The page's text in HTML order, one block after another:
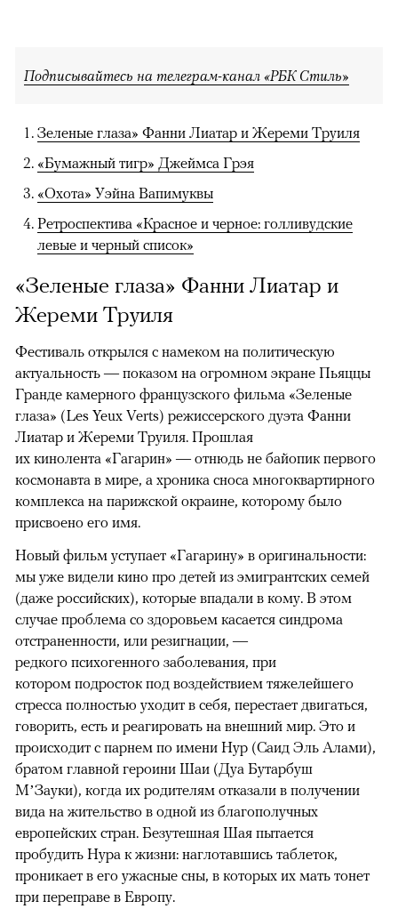
Подписывайтесь на телеграм-канал «РБК Стиль»
Зеленые глаза» Фанни Лиатар и Жереми Труиля
«Бумажный тигр» Джеймса Грэя
«Охота» Уэйна Вапимуквы
Ретроспектива «Красное и черное: голливудские
левые и черный список»
«Зеленые глаза» Фанни Лиатар и
Жереми Труиля
Фестиваль открылся с намеком на политическую
актуальность — показом на огромном экране Пьяццы
Гранде камерного французского фильма «Зеленые
глаза» (Les Yeux Verts) режиссерского дуэта Фанни
Лиатар и Жереми Труиля. Прошлая
их кинолента «Гагарин» — отнюдь не байопик первого
космонавта в мире, а хроника сноса многоквартирного
комплекса на парижской окраине, которому было
присвоено его имя.
Новый фильм уступает «Гагарину» в оригинальности:
мы уже видели кино про детей из эмигрантских семей
(даже российских), которые впадали в кому. В этом
случае проблема со здоровьем касается синдрома
отстраненности, или резигнации, —
редкого психогенного заболевания, при
котором подросток под воздействием тяжелейшего
стресса полностью уходит в себя, перестает двигаться,
говорить, есть и реагировать на внешний мир. Это и
происходит с парнем по имени Нур (Саид Эль Алами),
братом главной героини Шаи (Дуа Бутарбуш
М’Зауки), когда их родителям отказали в получении
вида на жительство в одной из благополучных
европейских стран. Безутешная Шая пытается
пробудить Нура к жизни: наглотавшись таблеток,
проникает в его ужасные сны, в которых их мать тонет
при переправе в Европу.